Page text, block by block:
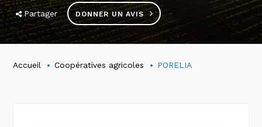
Partager DONNER UN AVIS
Accueil Coopératives agricoles PORELIA